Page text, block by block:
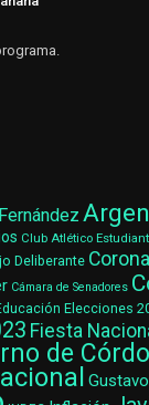
Club Atlético
Deliberante
Cámara de Senadores
Elecciones
Fiesta
de